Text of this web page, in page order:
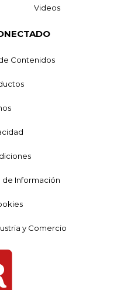
Videos
Contenidos
de Información
y Comercio